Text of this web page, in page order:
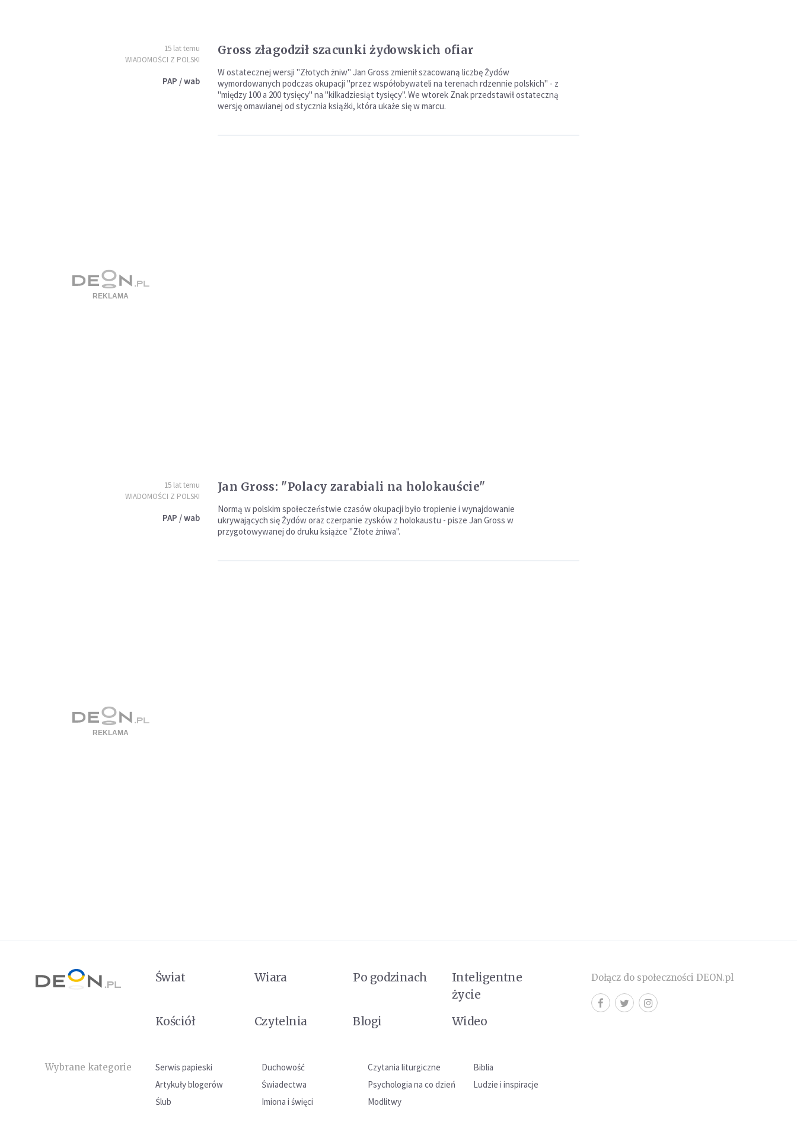
15 lat temu
WIADOMOŚCI Z POLSKI
PAP / wab
Gross złagodził szacunki żydowskich ofiar
W ostatecznej wersji "Złotych żniw" Jan Gross zmienił szacowaną liczbę Żydów
wymordowanych podczas okupacji "przez współobywateli na terenach rdzennie polskich" - z
"między 100 a 200 tysięcy" na "kilkadziesiąt tysięcy". We wtorek Znak przedstawił ostateczną
wersję omawianej od stycznia książki, która ukaże się w marcu.
15 lat temu
WIADOMOŚCI Z POLSKI
PAP / wab
Jan Gross: "Polacy zarabiali na holokauście"
Normą w polskim społeczeństwie czasów okupacji było tropienie i wynajdowanie
ukrywających się Żydów oraz czerpanie zysków z holokaustu - pisze Jan Gross w
przygotowywanej do druku książce "Złote żniwa".
Świat Wiara Po godzinach
Inteligentne
życie
Kościół
Czytelnia Blogi Wideo
Wybrane kategorie Serwis papieski Duchowość Czytania liturgiczne
Biblia
Artykuły blogerów
Świadectwa Psychologia na co dzień
Ludzie i inspiracje
Ślub
Imiona i święci Modlitwy
Dołącz do społeczności DEON.pl